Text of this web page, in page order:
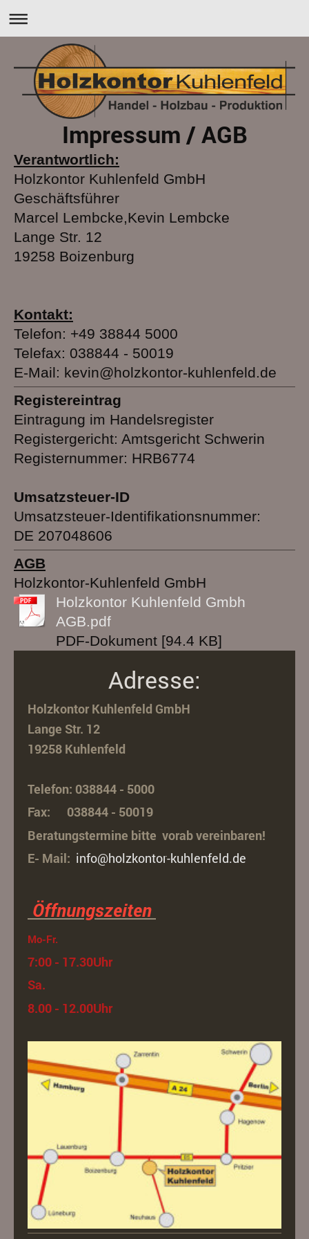
Impressum / AGB
Verantwortlich:
Holzkontor Kuhlenfeld GmbH
Geschäftsführer
Marcel Lembcke,Kevin Lembcke
Lange Str. 12
19258 Boizenburg
Kontakt:
Telefon: +49 38844 5000
Telefax: 038844 - 50019
E-Mail: kevin@holzkontor-kuhlenfeld.de
Registereintrag
Eintragung im Handelsregister
Registergericht: Amtsgericht Schwerin
Registernummer: HRB6774
Umsatzsteuer-ID
Umsatzsteuer-Identifikationsnummer:
DE 207048606
AGB
Holzkontor-Kuhlenfeld GmbH
Holzkontor Kuhlenfeld Gmbh
AGB.pdf
PDF-Dokument [94.4 KB]
Adresse:
Holzkontor Kuhlenfeld GmbH
Lange Str. 12
19258 Kuhlenfeld
Telefon: 038844 - 5000
Fax: 038844 - 50019
Beratungstermine bitte vorab vereinbaren!
E- Mail: info@holzkontor-kuhlenfeld.de
Öffnungszeiten
Mo-Fr.
7:00 - 17.30Uhr
Sa.
8.00 - 12.00Uhr